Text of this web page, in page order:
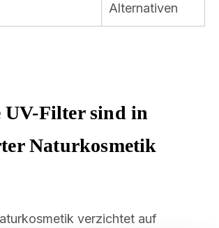
Alternativen
UV-Filter sind in
Naturkosmetik
verzichtet auf